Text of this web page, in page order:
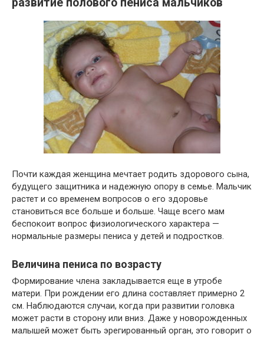
Почти каждая женщина мечтает родить здорового сына,
будущего защитника и надежную опору в семье. Мальчик
растет и со временем вопросов о его здоровье
становиться все больше и больше. Чаще всего мам
беспокоит вопрос физиологического характера —
нормальные размеры пениса у детей и подростков.
Величина пениса по возрасту
Формирование члена закладывается еще в утробе
матери. При рождении его длина составляет примерно 2
см. Наблюдаются случаи, когда при развитии головка
может расти в сторону или вниз. Даже у новорожденных
малышей может быть эрегированный орган, это говорит о